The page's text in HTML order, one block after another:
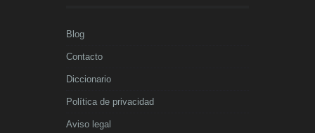
Blog
Contacto
Diccionario
Política de privacidad
Aviso legal